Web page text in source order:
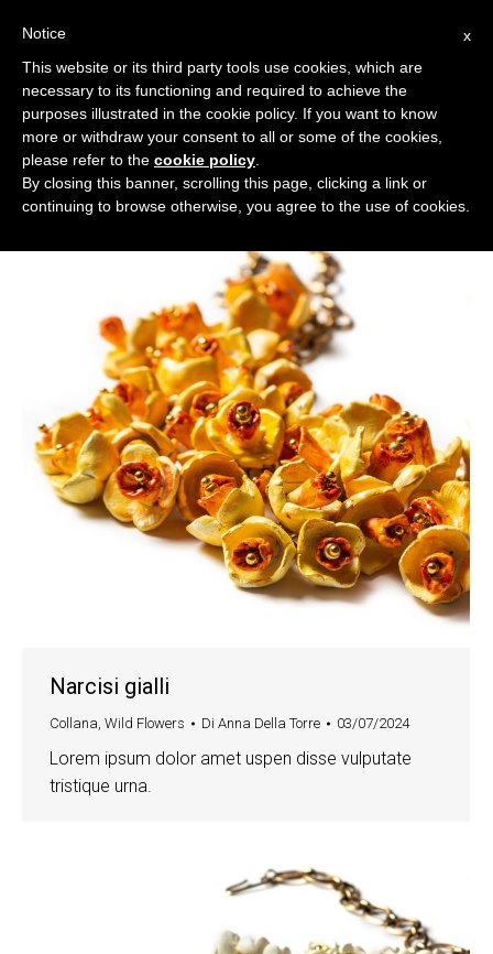
Cerca:
Narcisi gialli
Collana, Wild Flowers Di Anna Della Torre 03/07/2024
Lorem ipsum dolor amet uspen disse vulputate
tristique urna.
x
Notice
This website or its third party tools use cookies, which are
necessary to its functioning and required to achieve the
purposes illustrated in the cookie policy. If you want to know
more or withdraw your consent to all or some of the cookies,
please refer to the cookie policy
By closing this banner, scrolling this page, clicking a link or
continuing to browse otherwise, you agree to the use of cookies.